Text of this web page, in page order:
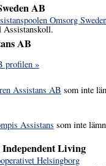
AB
Omsorg
Assistanskoll.
AB
profilen »
Assistans AB som inte
Assistans som inte
Living
Helsingborg